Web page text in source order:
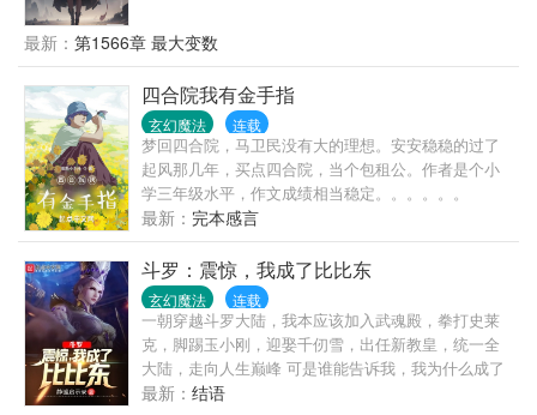
就洪荒器道老祖。且看后天蝼蚁如何一步步抗争天
命！捕猎先天神只，逆反先天神圣！从后天生灵一步
步走向至高巅峰！
最新： 第1566章 最大变数
四合院我有金手指
玄幻魔法 连载
梦回四合院，马卫民没有大的理想。安安稳稳的过了
起风那几年，买点四合院，当个包租公。作者是个小
学三年级水平，作文成绩相当稳定。。。。。。
最新： 完本感言
斗罗：震惊，我成了比比东
玄幻魔法 连载
一朝穿越斗罗大陆，我本应该加入武魂殿，拳打史莱
克，脚踢玉小刚，迎娶千仞雪，出任新教皇，统一全
大陆，走向人生巅峰 可是谁能告诉我，我为什么成了
比比东。
最新： 结语